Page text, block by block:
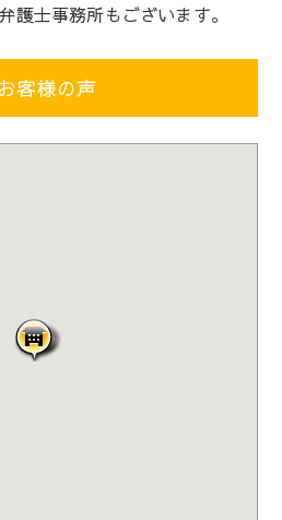
護士事務所もございます。
お客様の声